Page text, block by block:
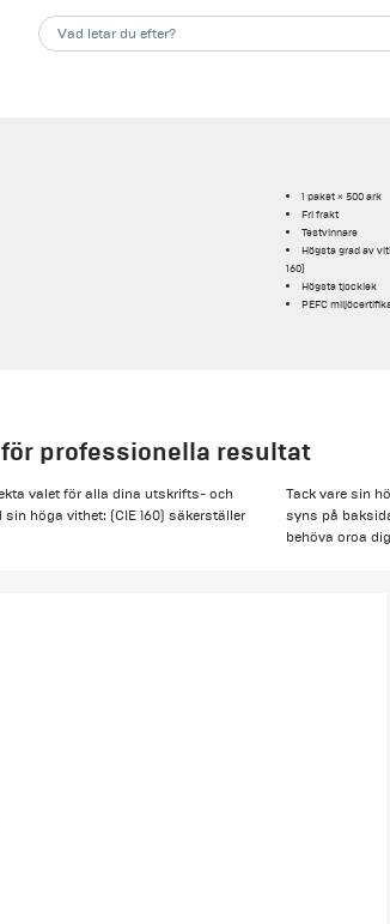
1 paket × 500 ark
Fri frakt
Testvinnare
Högsta grad av
160)
Högsta tjocklek
PEFC
professionella resultat
valet för alla dina utskrifts- och
höga vithet: (CIE 160) säkerställer
Tack vare sin
syns på
behöva oroa